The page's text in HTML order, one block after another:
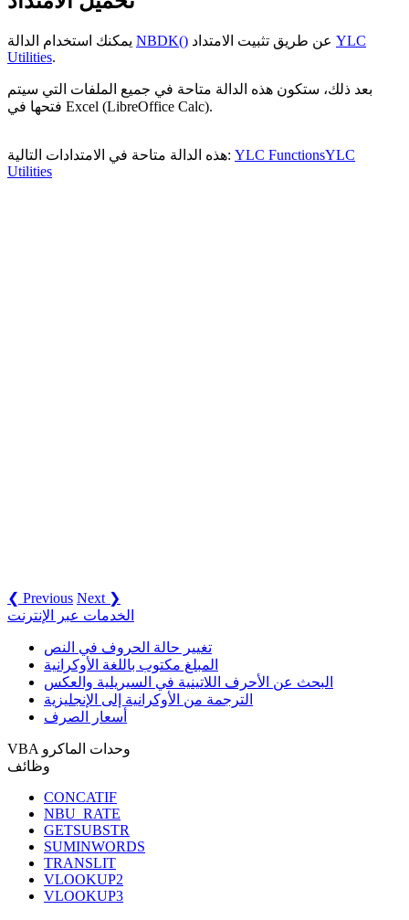
NBDK()
YLC
Utilities.
بعد ذلك، ستكون هذه الدالة متاحة في جميع الملفات التي سيتم
فتحها في Excel (LibreOffice Calc).
هذه الدالة متاحة في الامتدادات التالية: YLC FunctionsYLC
Utilities
❮ Previous Next ❯
الخدمات عبر الإنترنت
تغيير حالة الحروف في النص
المبلغ مكتوب باللغة الأوكرانية
البحث عن الأحرف اللاتينية في السيريلية والعكس
الترجمة من الأوكرانية إلى الإنجليزية
أسعار الصرف
VBA وحدات الماكرو
وظائف
CONCATIF
NBU_RATE
GETSUBSTR
SUMINWORDS
TRANSLIT
VLOOKUP2
VLOOKUP3